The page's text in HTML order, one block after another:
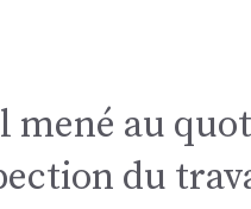
mené au
du